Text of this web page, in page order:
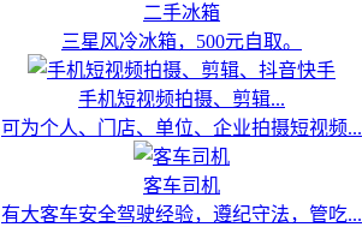
二手冰箱
三星风冷冰箱，500元自取。
手机短视频拍摄、剪辑...
可为个人、门店、单位、企业拍摄短视频...
客车司机
有大客车安全驾驶经验，遵纪守法，管吃...